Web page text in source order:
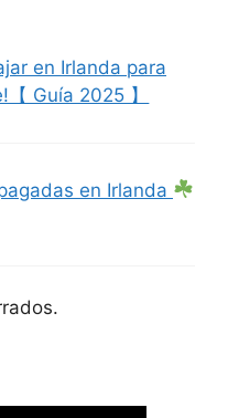
en Irlanda para
【 Guía 2025 】
en Irlanda